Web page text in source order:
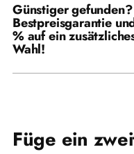
Warenkorb
legen
Günstiger
Bestpreisgarantie
% auf ein
Wahl!
Füge ein